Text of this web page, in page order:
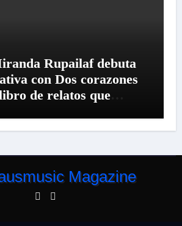
Rupailaf debuta
con Dos corazones
de relatos que